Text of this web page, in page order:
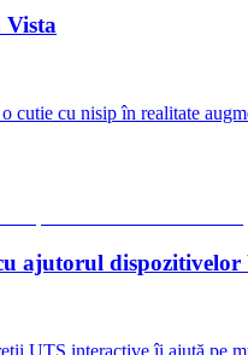
Vista
cutie cu nisip în realitate
ajutorul dispozitivelor
UTS interactive îi ajută pe